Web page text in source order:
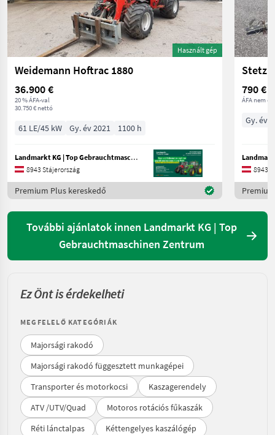
Használt gép
Weidemann Hoftrac 1880
36.900 €
20 % ÁFA-val
30.750 € nettó
61 LE/45 kW Gy. év 2021 1100 h
Landmarkt KG | Top Gebrauchtmaschinen Zentrum
8943 Stájerország
Premium Plus kereskedő
Stetzl
790 €
ÁFA nem
Gy. év
8943
További ajánlatok innen Landmarkt KG | Top
Gebrauchtmaschinen Zentrum
Ez Önt is érdekelheti
MEGFELELŐ KATEGÓRIÁK
Majorsági rakodó
Majorsági rakodó függesztett munkagépei
Transporter és motorkocsi
Kaszagerendely
ATV /UTV/Quad
Motoros rotációs fűkaszák
Réti lánctalpas
Kéttengelyes kaszálógép